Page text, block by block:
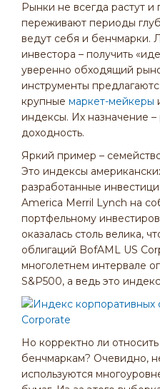
Рынки не всегда растут
переживают периоды
ведут себя и бенчмарки.
инвестора – получить
уверенно обходящий
инструменты
крупные маркет-мейкеры
индексы. Их назначение
доходность.
Яркий пример –
Это индексы
разработанные
America Merril Lynch на
портфельному
оказалась столь велика,
облигаций BofAML US
многолетнем интервале
S&P500, а ведь это
Но корректно ли
бенчмаркам? Очевидно,
используются